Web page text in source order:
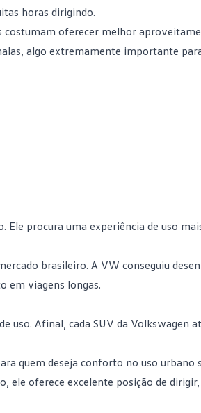
horas dirigindo.
costumam oferecer melhor
algo extremamente importante
Ele procura uma experiência de uso
brasileiro. A VW conseguiu
em viagens longas.
uso. Afinal, cada SUV da Volkswagen
quem deseja conforto no uso urbano
oferece excelente posição de